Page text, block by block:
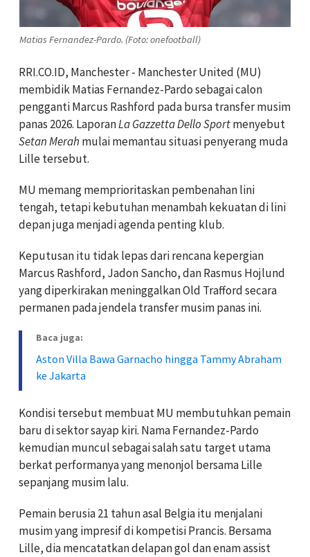
Matias Fernandez-Pardo. (Foto: onefootball)
RRI.CO.ID, Manchester - Manchester United (MU)
membidik Matias Fernandez-Pardo sebagai calon
pengganti Marcus Rashford pada bursa transfer musim
panas 2026. LaporanLa Gazzetta Dello Sportmenyebut
Setan Merah mulai memantau situasi penyerang muda
Lille tersebut.
MU memang memprioritaskan pembenahan lini
tengah, tetapi kebutuhan menambah kekuatan di lini
depan juga menjadi agenda penting klub.
Keputusan itu tidak lepas dari rencana kepergian
Marcus Rashford, Jadon Sancho, dan Rasmus Hojlund
yang diperkirakan meninggalkan Old Trafford secara
permanen pada jendela transfer musim panas ini.
Baca juga:
Aston Villa Bawa Garnacho hingga Tammy Abraham
ke Jakarta
Kondisi tersebut membuat MU membutuhkan pemain
baru di sektor sayap kiri. Nama Fernandez-Pardo
kemudian muncul sebagai salah satu target utama
berkat performanya yang menonjol bersama Lille
sepanjang musim lalu.
Pemain berusia 21 tahun asal Belgia itu menjalani
musim yang impresif di kompetisi Prancis. Bersama
Lille, dia mencatatkan delapan gol dan enam assist